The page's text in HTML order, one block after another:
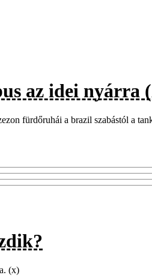
az idei nyárra
fürdőruhái a brazil szabástól a
(x)